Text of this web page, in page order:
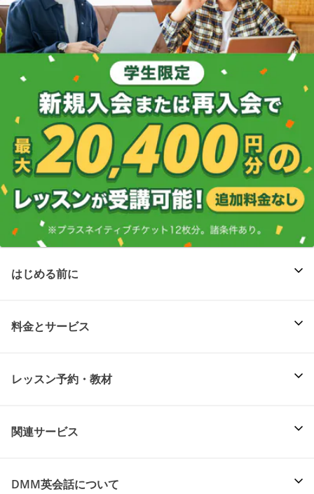
はじめる前に
料金とサービス
レッスン予約・教材
関連サービス
DMM英会話について